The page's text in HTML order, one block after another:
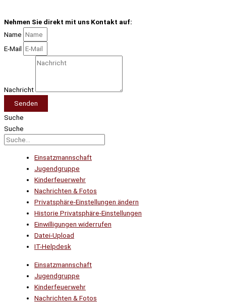
Nehmen Sie direkt mit uns Kontakt auf:
Name
E-Mail
Nachricht
Senden
Suche
Suche
Einsatzmannschaft
Jugendgruppe
Kinderfeuerwehr
Nachrichten & Fotos
Privatsphäre-Einstellungen ändern
Historie Privatsphäre-Einstellungen
Einwilligungen widerrufen
Datei-Upload
IT-Helpdesk
Einsatzmannschaft
Jugendgruppe
Kinderfeuerwehr
Nachrichten & Fotos